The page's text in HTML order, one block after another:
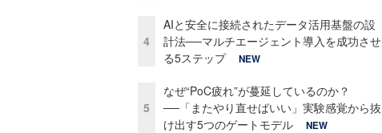
4
AIと安全に接続されたデータ活用基盤の設
計法──マルチエージェント導入を成功させ
る5ステップ
NEW
5
なぜ“PoC疲れ”が蔓延しているのか？
──「またやり直せばいい」実験感覚から抜
け出す5つのゲートモデル
NEW